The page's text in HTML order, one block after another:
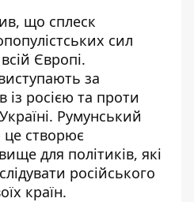
що сплеск
сил
Європі.
за
із росією та проти
Румунський
це створює
для політиків, які
російського
країн.